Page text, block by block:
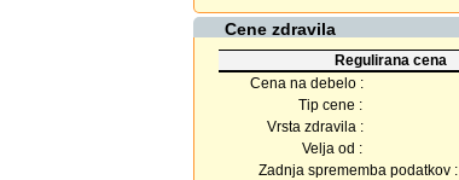
Cene zdravila
Regulirana cena
Cena na debelo :
Tip cene :
Vrsta zdravila :
Velja od :
Zadnja sprememba podatkov :